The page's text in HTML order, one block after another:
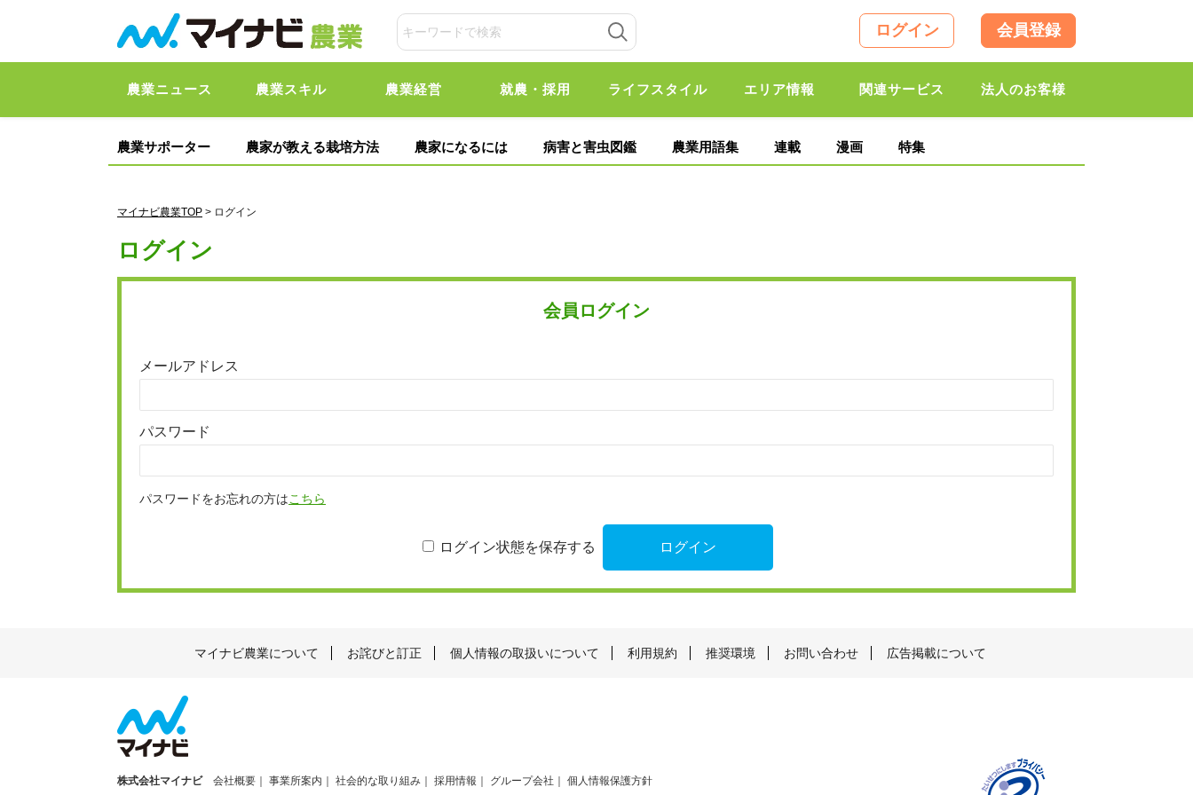
ログイン 会員登録
農業ニュース 農業スキル 農業経営 就農・採用 ライフスタイル エリア情報 関連サービス 法人のお客様
農業サポーター 農家が教える栽培方法 農家になるには 病害と害虫図鑑 農業用語集 連載 漫画 特集
マイナビ農業TOP > ログイン
ログイン
会員ログイン
メールアドレス
パスワード
パスワードをお忘れの方はこちら
ログイン状態を保存する
マイナビ農業について お詫びと訂正 個人情報の取扱いについて 利用規約 推奨環境 お問い合わせ 広告掲載について
株式会社マイナビ 会社概要 事業所案内 社会的な取り組み 採用情報 グループ会社 個人情報保護方針